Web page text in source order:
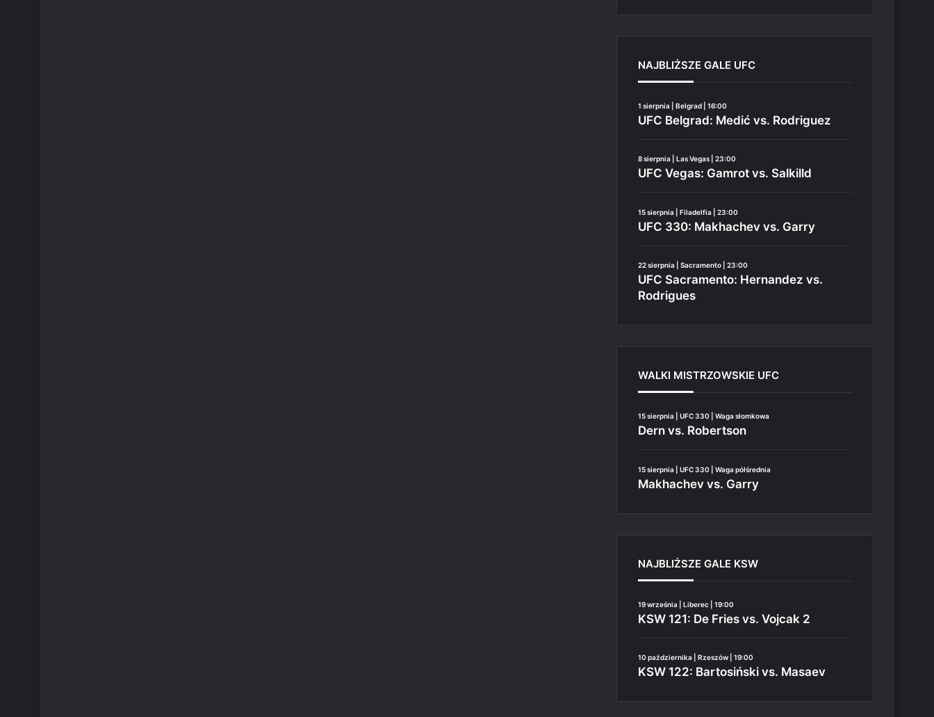
NAJBLIŻSZE GALE UFC
1 sierpnia | Belgrad | 16:00
UFC Belgrad: Medić vs. Rodriguez
8 sierpnia | Las Vegas | 23:00
UFC Vegas: Gamrot vs. Salkilld
15 sierpnia | Filadelfia | 23:00
UFC 330: Makhachev vs. Garry
22 sierpnia | Sacramento | 23:00
UFC Sacramento: Hernandez vs.
Rodrigues
WALKI MISTRZOWSKIE UFC
15 sierpnia | UFC 330 | Waga słomkowa
Dern vs. Robertson
15 sierpnia | UFC 330 | Waga półśrednia
Makhachev vs. Garry
NAJBLIŻSZE GALE KSW
19 września | Liberec | 19:00
KSW 121: De Fries vs. Vojcak 2
10 października | Rzeszów | 19:00
KSW 122: Bartosiński vs. Masaev